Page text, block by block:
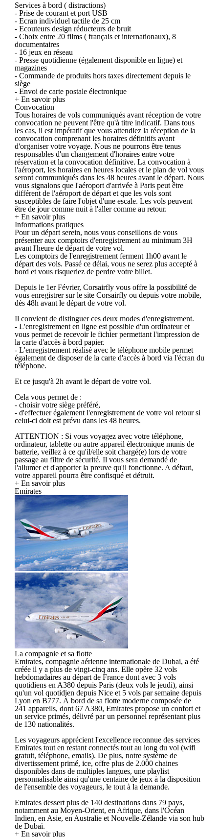
Services à bord ( distractions)
- Prise de courant et port USB
- Ecran individuel tactile de 25 cm
- Ecouteurs design réducteurs de bruit
- Choix entre 20 films ( français et internationaux), 8
documentaires
- 16 jeux en réseau
- Presse quotidienne (également disponible en ligne) et
magazines
- Commande de produits hors taxes directement depuis le
siège
- Envoi de carte postale électronique
+ En savoir plus
Convocation
Tous horaires de vols communiqués avant réception de votre
convocation ne peuvent l'être qu'à titre indicatif. Dans tous
les cas, il est impératif que vous attendiez la réception de la
convocation comprenant les horaires définitifs avant
d'organiser votre voyage. Nous ne pourrons être tenus
responsables d'un changement d'horaires entre votre
réservation et la convocation définitive. La convocation à
l'aéroport, les horaires en heures locales et le plan de vol vous
seront communiqués dans les 48 heures avant le départ. Nous
vous signalons que l'aéroport d'arrivée à Paris peut être
différent de l'aéroport de départ et que les vols sont
susceptibles de faire l'objet d'une escale. Les vols peuvent
être de jour comme nuit à l'aller comme au retour.
+ En savoir plus
Informations pratiques
Pour un départ serein, nous vous conseillons de vous
présenter aux comptoirs d'enregistrement au minimum 3H
avant l'heure de départ de votre vol.
Les comptoirs de l'enregistrement ferment 1h00 avant le
départ des vols. Passé ce délai, vous ne serez plus accepté à
bord et vous risqueriez de perdre votre billet.
Depuis le 1er Février, Corsairfly vous offre la possibilité de
vous enregistrer sur le site Corsairfly ou depuis votre mobile,
dès 48h avant le départ de votre vol.
Il convient de distinguer ces deux modes d'enregistrement.
- L'enregistrement en ligne est possible d'un ordinateur et
vous permet de recevoir le fichier permettant l'impression de
la carte d'accès à bord papier.
- L'enregistrement réalisé avec le téléphone mobile permet
également de disposer de la carte d'accès à bord via l'écran du
téléphone.
Et ce jusqu'à 2h avant le départ de votre vol.
Cela vous permet de :
- choisir votre siège préféré,
- d'effectuer également l'enregistrement de votre vol retour si
celui-ci doit est prévu dans les 48 heures.
ATTENTION : Si vous voyagez avec votre téléphone,
ordinateur, tablette ou autre appareil électronique munis de
batterie, veillez à ce qu'il/elle soit chargé(e) lors de votre
passage au filtre de sécurité. Il vous sera demandé de
l'allumer et d'apporter la preuve qu'il fonctionne. A défaut,
votre appareil pourra être confisqué et détruit.
+ En savoir plus
Emirates
La compagnie et sa flotte
Emirates, compagnie aérienne internationale de Dubai, a été
créée il y a plus de vingt-cinq ans. Elle opère 32 vols
hebdomadaires au départ de France dont avec 3 vols
quotidiens en A380 depuis Paris (deux vols le jeudi), ainsi
qu'un vol quotidien depuis Nice et 5 vols par semaine depuis
Lyon en B777. À bord de sa flotte moderne composée de
241 appareils, dont 67 A380, Emirates propose un confort et
un service primés, délivré par un personnel représentant plus
de 130 nationalités.
Les voyageurs apprécient l'excellence reconnue des services
Emirates tout en restant connectés tout au long du vol (wifi
gratuit, téléphone, emails). De plus, notre système de
divertissement primé, ice, offre plus de 2.000 chaines
disponibles dans de multiples langues, une playlist
personnalisable ainsi qu'une centaine de jeux à la disposition
de l'ensemble des voyageurs, le tout à la demande.
Emirates dessert plus de 140 destinations dans 79 pays,
notamment au Moyen-Orient, en Afrique, dans l'Océan
Indien, en Asie, en Australie et Nouvelle-Zélande via son hub
de Dubaï.
+ En savoir plus